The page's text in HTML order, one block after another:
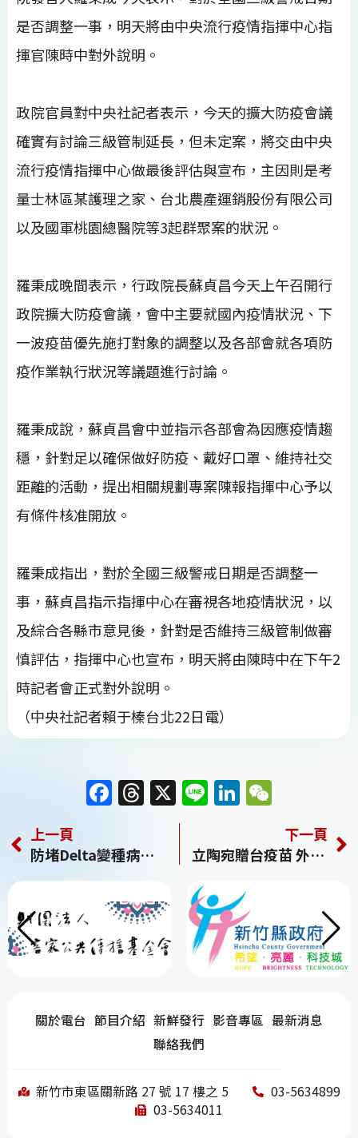
是否調整一事，明天將由中央流行疫情指揮中心指
揮官陳時中對外說明。
政院官員對中央社記者表示，今天的擴大防疫會議
確實有討論三級管制延長，但未定案，將交由中央
流行疫情指揮中心做最後評估與宣布，主因則是考
量士林區某護理之家、台北農產運銷股份有限公司
以及國軍桃園總醫院等3起群聚案的狀況。
羅秉成晚間表示，行政院長蘇貞昌今天上午召開行
政院擴大防疫會議，會中主要就國內疫情狀況、下
一波疫苗優先施打對象的調整以及各部會就各項防
疫作業執行狀況等議題進行討論。
羅秉成說，蘇貞昌會中並指示各部會為因應疫情趨
穩，針對足以確保做好防疫、戴好口罩、維持社交
距離的活動，提出相關規劃專案陳報指揮中心予以
有條件核准開放。
羅秉成指出，對於全國三級警戒日期是否調整一
事，蘇貞昌指示指揮中心在審視各地疫情狀況，以
及綜合各縣市意見後，針對是否維持三級管制做審
慎評估，指揮中心也宣布，明天將由陳時中在下午2
時記者會正式對外說明。
（中央社記者賴于榛台北22日電）
F
a
c
e
b
o
o
T
h
a
d
s
X Li
n
e
Li
n
k
e
dI
n
C
h
上一頁
防堵Delta變種病毒侵台 指揮中心評估入境普篩策略
下一頁
立陶宛贈台疫苗 外交部：溫暖台灣2300萬人心扉
關於電台 節目介紹 新鮮發行 影音專區 最新消息
聯絡我們
新竹市東區關新路 27 號 17 樓之 5
03-5634899
03-5634011